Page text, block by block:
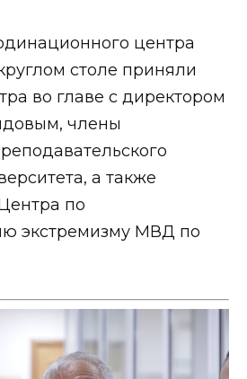
центра
столе приняли
во главе с директором
члены
а также
по
экстремизму МВД по